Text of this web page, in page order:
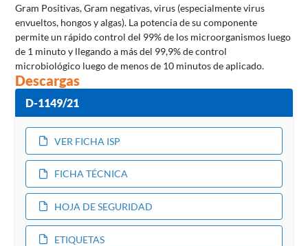
Gram Positivas, Gram negativas, virus (especialmente virus
envueltos, hongos y algas). La potencia de su componente
permite un rápido control del 99% de los microorganismos luego
de 1 minuto y llegando a más del 99,9% de control
microbiológico luego de menos de 10 minutos de aplicado.
Descargas
D-1149/21
VER FICHA ISP
FICHA TÉCNICA
HOJA DE SEGURIDAD
ETIQUETAS